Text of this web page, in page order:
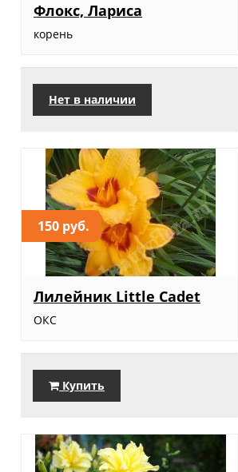
Флокс, Лариса
корень
Нет в наличии
150 руб.
Лилейник Little Cadet
ОКС
Купить